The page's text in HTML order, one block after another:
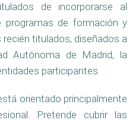
de incorporarse al
programas de formación y
titulados, diseñados a
Autónoma de Madrid, la
participantes.
orientado principalmente
Pretende cubrir las